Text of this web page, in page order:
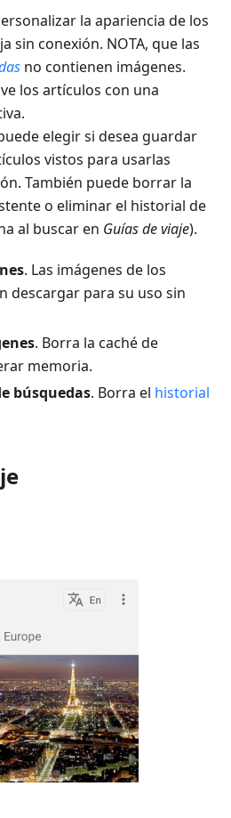
la apariencia de los
sin conexión. NOTA, que las
no contienen imágenes.
los artículos con una
elegir si desea guardar
vistos para usarlas
También puede borrar la
o eliminar el historial de
al buscar en Guías de viaje).
. Las imágenes de los
descargar para su uso sin
. Borra la caché de
memoria.
búsquedas. Borra el historial